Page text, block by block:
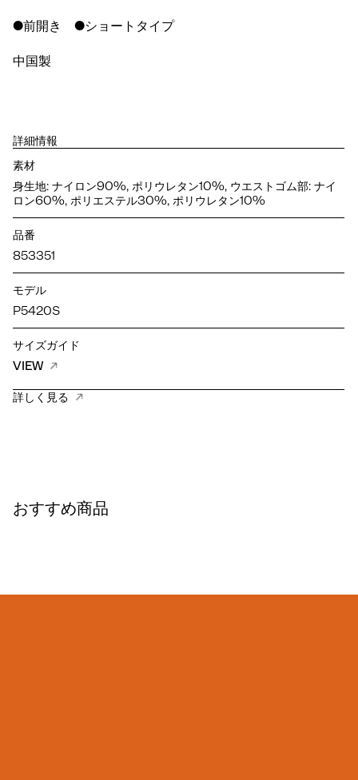
●前開き ●ショートタイプ
中国製
詳細情報
素材
身生地: ナイロン90%, ポリウレタン10%, ウエストゴム部: ナイ
ロン60%, ポリエステル30%, ポリウレタン10%
品番
853351
モデル
P5420S
サイズガイド
VIEW
詳しく見る
おすすめ商品